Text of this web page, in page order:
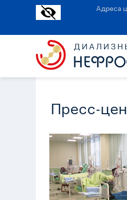
Адреса
Пресс-